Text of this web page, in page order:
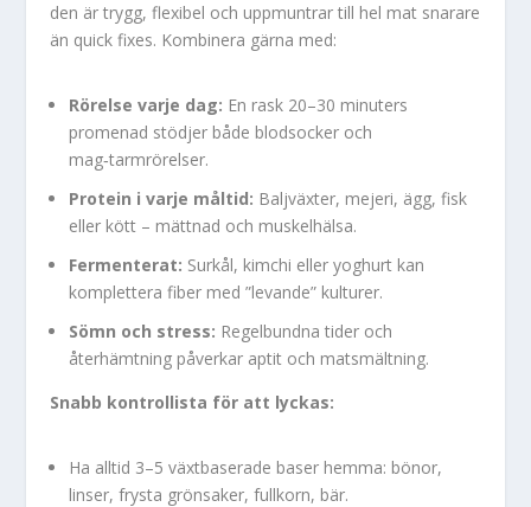
den är trygg, flexibel och uppmuntrar till hel mat snarare
än quick fixes. Kombinera gärna med:
Rörelse varje dag: En rask 20–30 minuters
promenad stödjer både blodsocker och
mag‑tarmrörelser.
Protein i varje måltid: Baljväxter, mejeri, ägg, fisk
eller kött – mättnad och muskelhälsa.
Fermenterat: Surkål, kimchi eller yoghurt kan
komplettera fiber med ”levande” kulturer.
Sömn och stress: Regelbundna tider och
återhämtning påverkar aptit och matsmältning.
Snabb kontrollista för att lyckas:
Ha alltid 3–5 växtbaserade baser hemma: bönor,
linser, frysta grönsaker, fullkorn, bär.